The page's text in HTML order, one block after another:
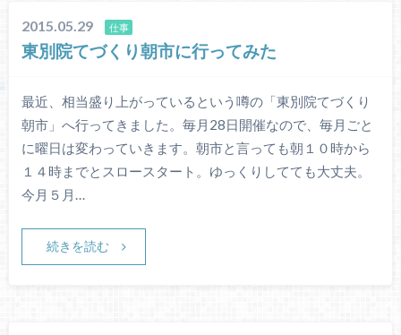
2015.05.29 仕事
東別院てづくり朝市に行ってみた
最近、相当盛り上がっているという噂の「東別院てづくり
朝市」へ行ってきました。毎月28日開催なので、毎月ごと
に曜日は変わっていきます。朝市と言っても朝１０時から
１４時までとスロースタート。ゆっくりしてても大丈夫。
今月５月…
続きを読む